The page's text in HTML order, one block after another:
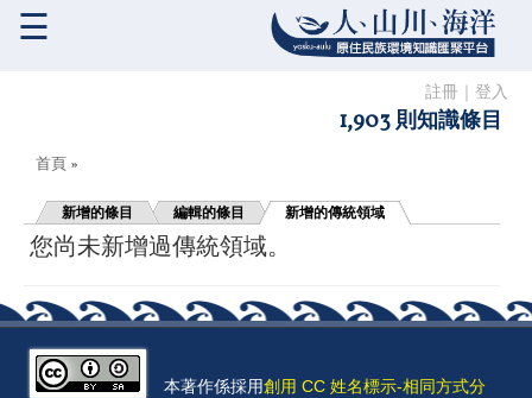
註冊 登入
1,903 則知識條目
☰
您在這裡
首頁 »
新增的條目 編輯的條目 新增的傳統領域
您尚未新增過傳統領域。
本著作係採用創用 CC 姓名標示-相同方式分